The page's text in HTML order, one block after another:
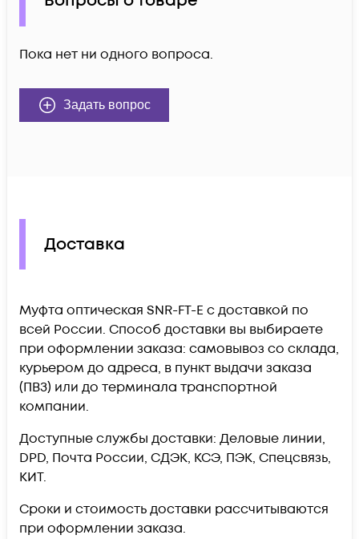
Пока нет ни одного вопроса.
Задать вопрос
Доставка
Муфта оптическая SNR-FT-E c доставкой по
всей России. Способ доставки вы выбираете
при оформлении заказа: самовывоз со склада,
курьером до адреса, в пункт выдачи заказа
(ПВЗ) или до терминала транспортной
компании.
Доступные службы доставки: Деловые линии,
DPD, Почта России, СДЭК, КСЭ, ПЭК, Спецсвязь,
КИТ.
Сроки и стоимость доставки рассчитываются
при оформлении заказа.